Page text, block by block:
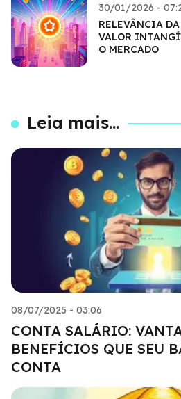
30/01/2026 -
RELEVÂNCIA
VALOR
O MERCADO
Leia mais...
08/07/2025 - 03:06
CONTA SALÁRIO:
BENEFÍCIOS QUE SEU
CONTA